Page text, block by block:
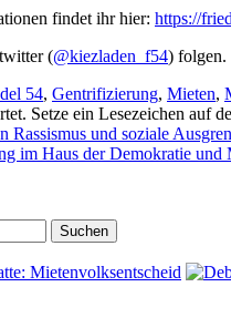
findet ihr hier: https://
(@kiezladen_f54) folgen.
54, Gentrifizierung, Mieten,
Setze ein Lesezeichen auf
Rassismus und soziale
im Haus der Demokratie und